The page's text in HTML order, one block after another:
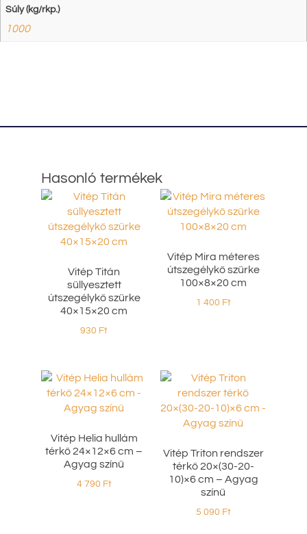
Súly (kg/rkp.)
1000
Hasonló termékek
Vitép Titán
süllyesztett
útszegélykő szürke
40×15×20 cm
930 Ft
Vitép Mira méteres
útszegélykő szürke
100×8×20 cm
1 400 Ft
Vitép Helia hullám
térkő 24×12×6 cm –
Agyag színű
4 790 Ft
Vitép Triton rendszer
térkő 20×(30-20-
10)×6 cm – Agyag
színű
5 090 Ft